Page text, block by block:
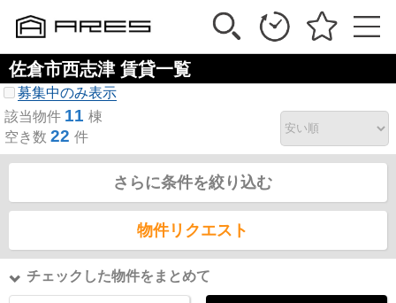
佐倉市西志津 賃貸一覧
募集中のみ表示
該当物件 11 棟
空き数 22 件
さらに条件を絞り込む
物件リクエスト
チェックした物件をまとめて